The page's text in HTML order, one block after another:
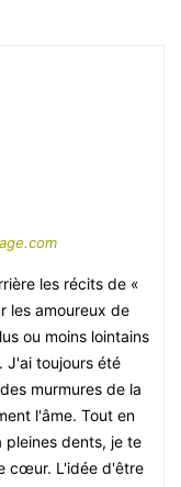
les récits de «
les amoureux de
ou moins lointains
J'ai toujours été
murmures de la
l'âme. Tout en
pleines dents, je te
cœur. L'idée d'être